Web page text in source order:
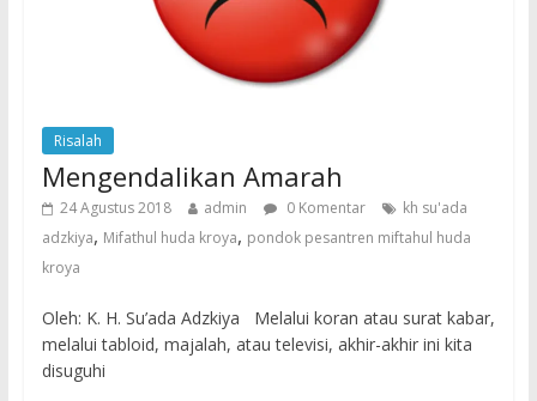
Risalah
Mengendalikan Amarah
24 Agustus 2018 admin 0 Komentar
kh su'ada
adzkiya, Mifathul huda kroya, pondok pesantren miftahul huda
kroya
Oleh: K. H. Su’ada Adzkiya Melalui koran atau surat kabar,
melalui tabloid, majalah, atau televisi, akhir-akhir ini kita
disuguhi